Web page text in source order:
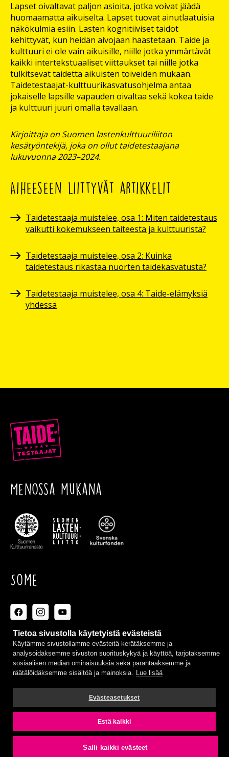
Tietoa sivustolla käytetyistä evästeistä
Käytämme sivustollamme evästeitä kerätäksemme ja
analysoidaksemme sivuston suorituskykyä ja käyttöä, tarjotaksemme
sosiaalisen median ominaisuuksia sekä parantaaksemme ja
räätälöidäksemme sisältöä ja mainoksia. Lue lisää
Evästeasetukset
Estä kaikki
Salli kaikki evästeet
Lapset oivaltavat paljon asioita, jotka voivat jäädä
huomaamatta aikuiselta. Lapset tuovat ainutlaatuisia
näkökulmia esiin. Lasten kognitiiviset taidot
kehittyvät, kun heidän aivojaan haastetaan. Taide ja
kulttuuri ei ole vain aikuisille, niille jotka ymmärtävät
kaikki intertekstuaaliset viittaukset tai niille jotka
tulkitsevat taidetta aikuisten toiveiden mukaan.
Taidetestaajat-kulttuurikasvatusohjelma antaa
jokaiselle lapsille vapauden oivaltaa sekä kokea taide
ja kulttuuri juuri omalla tavallaan.
Kirjoittaja on Suomen lastenkulttuuriliiton
kesätyöntekijä, joka on ollut taidetestaajana
lukuvuonna 2023–2024.
Aiheeseen liittyvät artikkelit
Taidetestaaja muistelee, osa 1: Miten taidetestaus
vaikutti kokemukseen taiteesta ja kulttuurista?
Taidetestaaja muistelee, osa 2: Kuinka
taidetestaus rikastaa nuorten taidekasvatusta?
Taidetestaaja muistelee, osa 4: Taide-elämyksiä
yhdessä
Menossa mukana
Some
Ota yhteyttä